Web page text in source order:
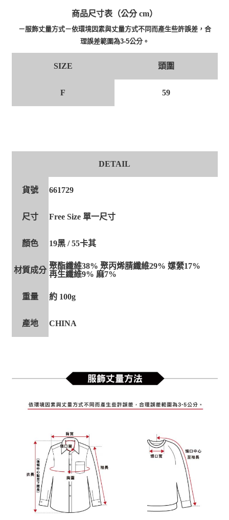
商品尺寸表（公分 cm）
－服飾丈量方式－依環境因素與丈量方式不同而產生些許誤差，合
理誤差範圍為3-5公分。
SIZE 頭圍
F 59
DETAIL
貨號 661729
尺寸 Free Size 單一尺寸
顏色 19黑 / 55卡其
材質成分 聚酯纖維38% 聚丙烯腈纖維29% 嫘縈17%
再生纖維9% 麻7%
重量 約 100g
產地 CHINA